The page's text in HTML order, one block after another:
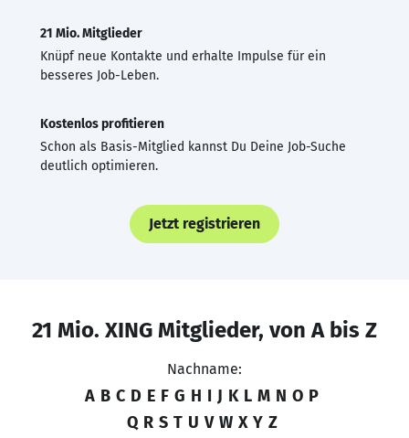
21 Mio. Mitglieder
Knüpf neue Kontakte und erhalte Impulse für ein
besseres Job-Leben.
Kostenlos profitieren
Schon als Basis-Mitglied kannst Du Deine Job-Suche
deutlich optimieren.
Jetzt registrieren
21 Mio. XING Mitglieder, von A bis Z
Nachname:
A B C D E F G H I J K L M N O P
Q R S T U V W X Y Z